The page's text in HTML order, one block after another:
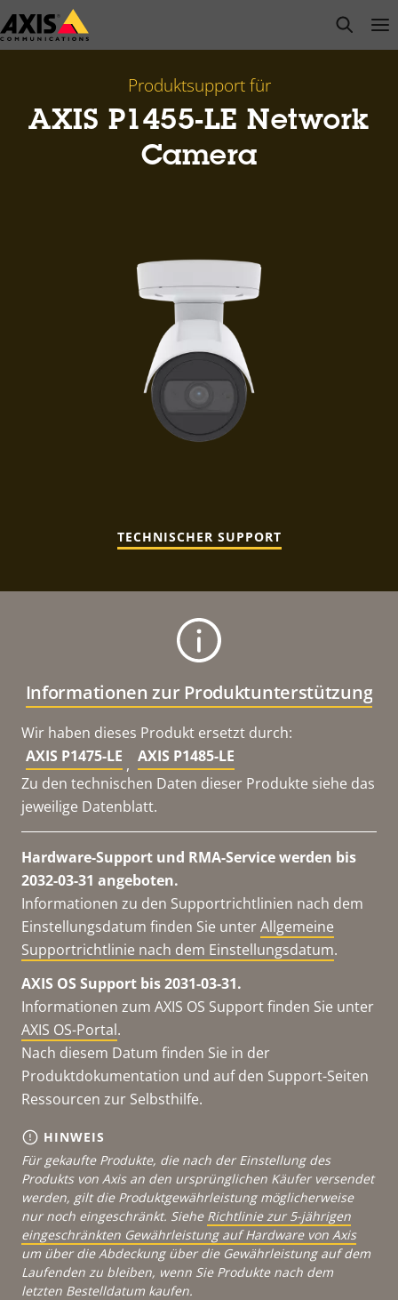
Zum
Hauptinhalt
open
Produktsupport für
AXIS P1455-LE Network
Camera
TECHNISCHER SUPPORT
Informationen zur Produktunterstützung
Wir haben dieses Produkt ersetzt durch:
AXIS P1475-LE , AXIS P1485-LE
Zu den technischen Daten dieser Produkte siehe das
jeweilige Datenblatt.
Hardware-Support und RMA-Service werden bis
2032-03-31 angeboten.
Informationen zu den Supportrichtlinien nach dem
Einstellungsdatum finden Sie unterAllgemeine
Supportrichtlinie nach dem Einstellungsdatum.
AXIS OS Support bis 2031-03-31.
Informationen zum AXIS OS Support finden Sie unter
AXIS OS-Portal.
Nach diesem Datum finden Sie in der
Produktdokumentation und auf den Support-Seiten
Ressourcen zur Selbsthilfe.
HINWEIS
Für gekaufte Produkte, die nach der Einstellung des
Produkts von Axis an den ursprünglichen Käufer versendet
werden, gilt die Produktgewährleistung möglicherweise
nur noch eingeschränkt. Siehe Richtlinie zur 5-jährigen
eingeschränkten Gewährleistung auf Hardware von Axis
um über die Abdeckung über die Gewährleistung auf dem
Laufenden zu bleiben, wenn Sie Produkte nach dem
letzten Bestelldatum kaufen.